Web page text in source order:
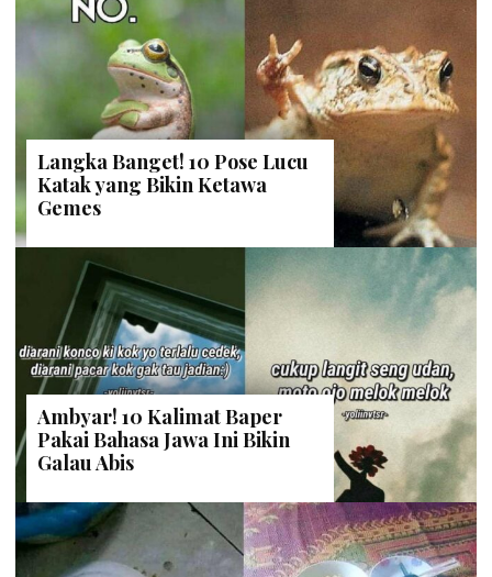
Langka Banget! 10 Pose Lucu
Katak yang Bikin Ketawa
Gemes
Ambyar! 10 Kalimat Baper
Pakai Bahasa Jawa Ini Bikin
Galau Abis